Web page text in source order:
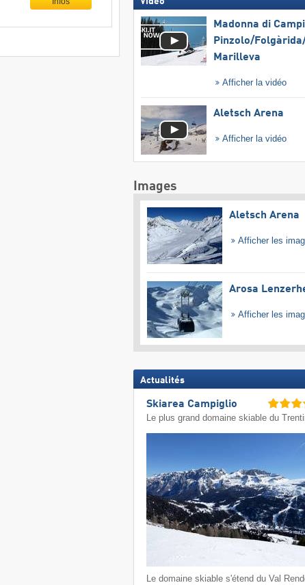
Madonna di
Pinzolo/​
Marilleva
Afficher la vidéo
Aletsch Arena
Afficher la vidéo
Images
Aletsch Arena
Afficher les
Arosa
Afficher les
Actualités
Skiarea Campiglio
Le plus grand domaine skiable du
Le domaine skiable s'étend du Val